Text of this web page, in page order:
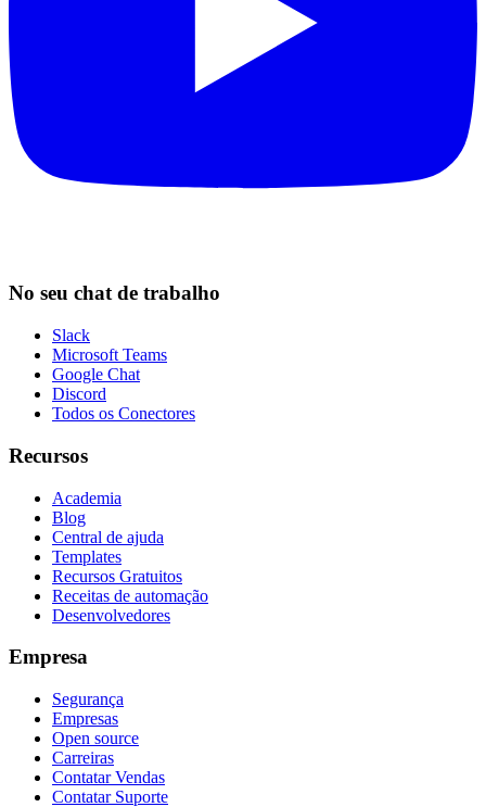
No seu chat de trabalho
Slack
Microsoft Teams
Google Chat
Discord
Todos os Conectores
Recursos
Academia
Blog
Central de ajuda
Templates
Recursos Gratuitos
Receitas de automação
Desenvolvedores
Empresa
Segurança
Empresas
Open source
Carreiras
Contatar Vendas
Contatar Suporte